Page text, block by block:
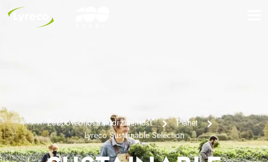
Zodpovednosť a udržateľnosť
Planet
Lyreco Sustainable Selection